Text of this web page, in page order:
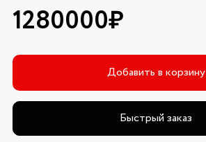
1280000₽
Добавить в корзину
Быстрый заказ